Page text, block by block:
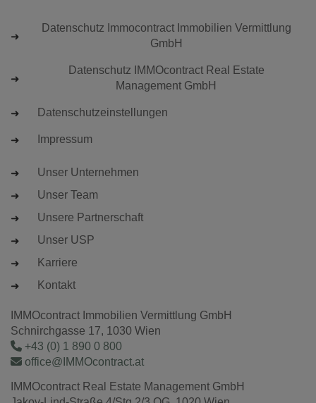
Datenschutz Immocontract Immobilien Vermittlung
GmbH
Datenschutz IMMOcontract Real Estate
Management GmbH
Datenschutzeinstellungen
Impressum
Unser Unternehmen
Unser Team
Unsere Partnerschaft
Unser USP
Karriere
Kontakt
IMMOcontract Immobilien Vermittlung GmbH
Schnirchgasse 17, 1030 Wien
+43 (0) 1 890 0 800
office@IMMOcontract.at
IMMOcontract Real Estate Management GmbH